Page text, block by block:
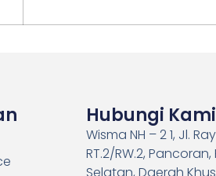
Hubungi Kami
Wisma NH – 2 1, Jl.
RT.2/RW.2,